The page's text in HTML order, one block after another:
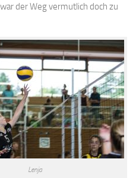
der Weg vermutlich doch zu
Lenja